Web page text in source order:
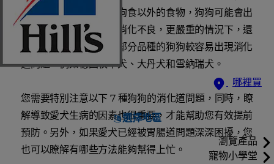
哪裡買
選擇地區
瀏覽產品
寵物小學堂
吃過的東西？如果吃了狗食以外的食物，狗狗可能會出
現過敏、食物不耐，或消化不良，更嚴重的情況下，還
可能導致感染。另外，部分品種的狗狗較容易出現消化
道問題，例如德國牧羊犬、大丹犬和雪納瑞犬。
您需要特別注意以下 7 種狗狗的消化道問題，同時，瞭
解導致愛犬生病的因素也很重要，才能幫助您有效提前
預防。另外，如果愛犬已經被胃腸道問題深深困擾，您
也可以瞭解有哪些方法能夠幫得上忙。